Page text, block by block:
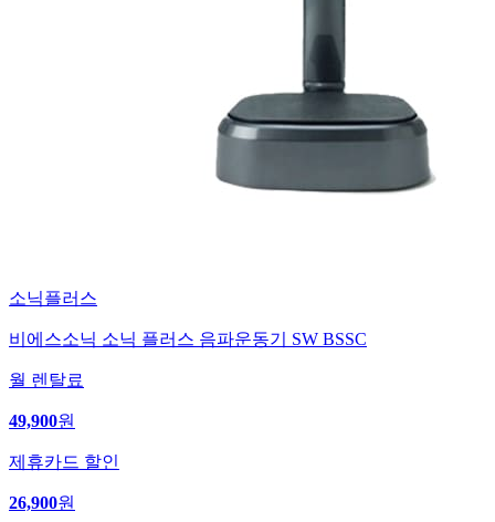
소닉플러스
비에스소닉 소닉 플러스 음파운동기 SW BSSC
월 렌탈료
49,900원
제휴카드 할인
26,900원